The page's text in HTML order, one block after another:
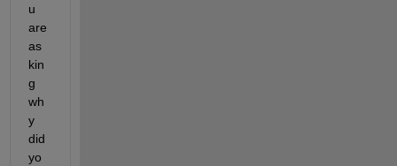
u
are
as
kin
g
wh
y
did
yo